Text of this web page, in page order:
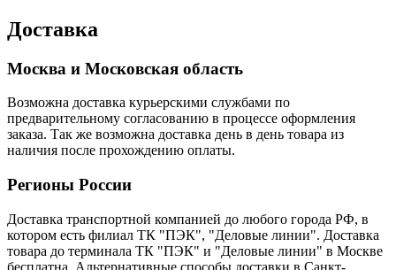
Доставка
Москва и Московская область
Возможна доставка курьерскими службами по
предварительному согласованию в процессе оформления
заказа. Так же возможна доставка день в день товара из
наличия после прохождению оплаты.
Регионы России
Доставка транспортной компанией до любого города РФ, в
котором есть филиал ТК "ПЭК", "Деловые линии". Доставка
товара до терминала ТК "ПЭК" и "Деловые линии" в Москве
бесплатна. Альтернативные способы доставки в Санкт-